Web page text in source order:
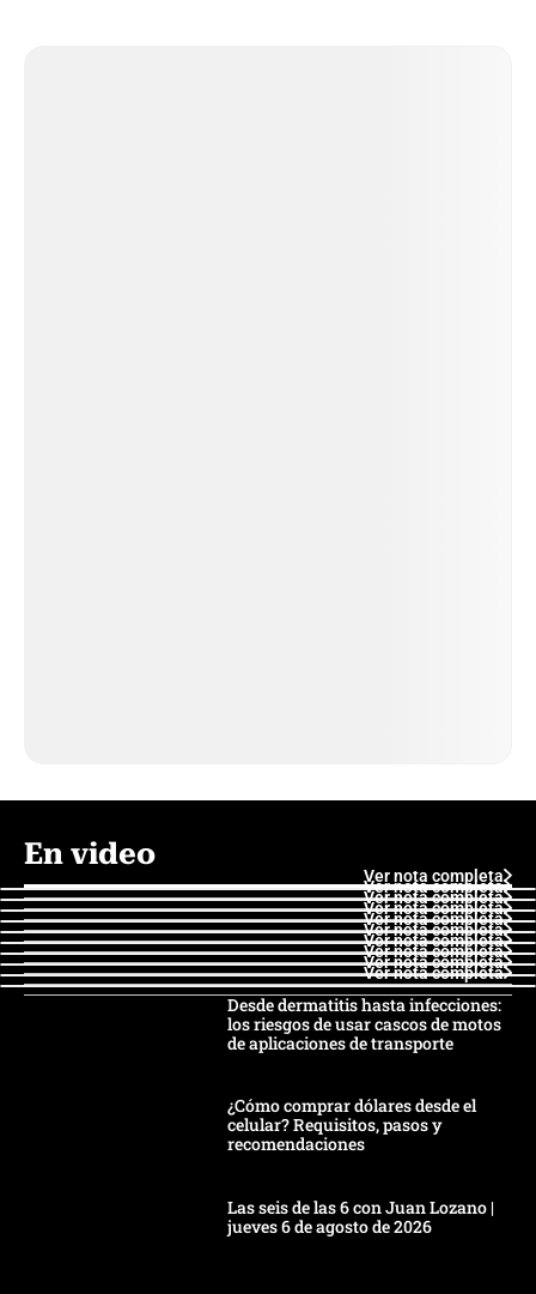
En video
Ver nota completa
Ver nota completa
Ver nota completa
Ver nota completa
Ver nota completa
Ver nota completa
Ver nota completa
Ver nota completa
Ver nota completa
Ver nota completa
Desde dermatitis hasta infecciones:
los riesgos de usar cascos de motos
de aplicaciones de transporte
¿Cómo comprar dólares desde el
celular? Requisitos, pasos y
recomendaciones
Las seis de las 6 con Juan Lozano |
jueves 6 de agosto de 2026